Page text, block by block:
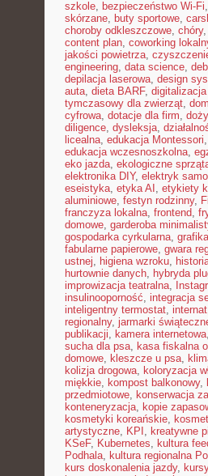
szkole, bezpieczeństwo Wi-Fi,
skórzane, buty sportowe,
choroby odkleszczowe, chóry,
content plan, coworking
jakości powietrza,
engineering, data science,
depilacja laserowa, design
auta, dieta BARF,
tymczasowy dla zwierząt,
cyfrowa, dotacje dla firm,
diligence, dysleksja,
licealna, edukacja Montessori,
edukacja wczesnoszkolna,
eko jazda, ekologiczne
elektronika DIY, elektryk
eseistyka, etyka AI , etykiety
aluminiowe, festyn rodzinny,
franczyza lokalna, frontend,
domowe, garderoba
gospodarka cyrkularna,
fabularne papierowe, gwara
ustnej, higiena wzroku,
hurtownie danych, hybryda
improwizacja teatralna,
insulinooporność, integracja
inteligentny termostat, internat
regionalny, jarmarki
publikacji, kamera internetowa,
sucha dla psa, kasa fiskalna
domowe, kleszcze u psa,
kolizja drogowa, koloryzacja
miękkie, kompost balkonowy,
przedmiotowe, konserwacja
konteneryzacja, kopie
kosmetyki koreańskie,
artystyczne, KPI , kreatywne
KSeF, Kubernetes, kultura
Podhala, kultura regionalna
kurs doskonalenia jazdy,